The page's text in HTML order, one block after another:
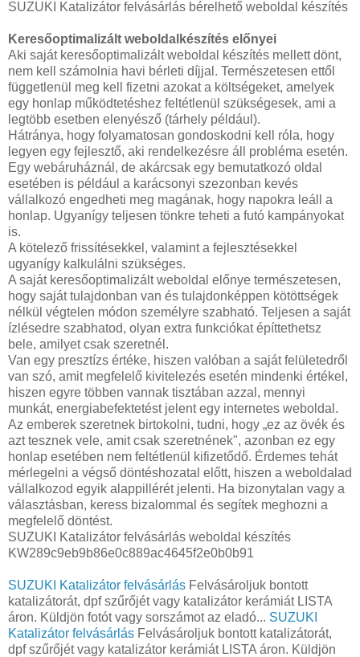
SUZUKI Katalizátor felvásárlás bérelhető weboldal készítés
Keresőoptimalizált weboldalkészítés előnyei
Aki saját keresőoptimalizált weboldal készítés mellett dönt,
nem kell számolnia havi bérleti díjjal. Természetesen ettől
függetlenül meg kell fizetni azokat a költségeket, amelyek
egy honlap működtetéshez feltétlenül szükségesek, ami a
legtöbb esetben elenyésző (tárhely például).
Hátránya, hogy folyamatosan gondoskodni kell róla, hogy
legyen egy fejlesztő, aki rendelkezésre áll probléma esetén.
Egy webáruháznál, de akárcsak egy bemutatkozó oldal
esetében is például a karácsonyi szezonban kevés
vállalkozó engedheti meg magának, hogy napokra leáll a
honlap. Ugyanígy teljesen tönkre teheti a futó kampányokat
is.
A kötelező frissítésekkel, valamint a fejlesztésekkel
ugyanígy kalkulálni szükséges.
A saját keresőoptimalizált weboldal előnye természetesen,
hogy saját tulajdonban van és tulajdonképpen kötöttségek
nélkül végtelen módon személyre szabható. Teljesen a saját
ízlésedre szabhatod, olyan extra funkciókat építtethetsz
bele, amilyet csak szeretnél.
Van egy presztízs értéke, hiszen valóban a saját felületedről
van szó, amit megfelelő kivitelezés esetén mindenki értékel,
hiszen egyre többen vannak tisztában azzal, mennyi
munkát, energiabefektetést jelent egy internetes weboldal.
Az emberek szeretnek birtokolni, tudni, hogy „ez az övék és
azt tesznek vele, amit csak szeretnének", azonban ez egy
honlap esetében nem feltétlenül kifizetődő. Érdemes tehát
mérlegelni a végső döntéshozatal előtt, hiszen a weboldalad
vállalkozod egyik alappillérét jelenti. Ha bizonytalan vagy a
választásban, keress bizalommal és segítek meghozni a
megfelelő döntést.
SUZUKI Katalizátor felvásárlás weboldal készítés
KW289c9eb9b86e0c889ac4645f2e0b0b91
SUZUKI Katalizátor felvásárlás Felvásároljuk bontott
katalizátorát, dpf szűrőjét vagy katalizátor kerámiát LISTA
áron. Küldjön fotót vagy sorszámot az eladó... SUZUKI
Katalizátor felvásárlás Felvásároljuk bontott katalizátorát,
dpf szűrőjét vagy katalizátor kerámiát LISTA áron. Küldjön